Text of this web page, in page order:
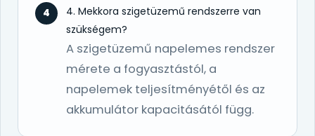
4
4. Mekkora szigetüzemű rendszerre van
szükségem?
A szigetüzemű napelemes rendszer
mérete a fogyasztástól, a
napelemek teljesítményétől és az
akkumulátor kapacitásától függ.